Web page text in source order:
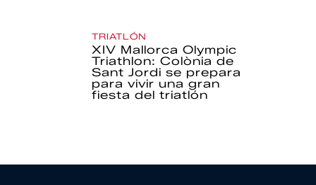
TRIATLÓN
XIV Mallorca Olympic
Triathlon: Colònia de
Sant Jordi se prepara
para vivir una gran
fiesta del triatlón